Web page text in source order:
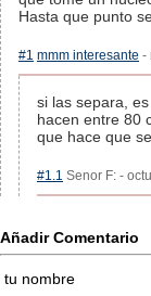
Hasta que punto
#1 mmm interesante -
si las separa,
hacen entre 80
que hace que
#1.1 Senor F: -
Añadir Comentario
tu nombre